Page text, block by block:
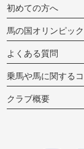
初めての方へ
馬の国オリンピッ
よくある質問
乗馬や馬に関する
クラブ概要